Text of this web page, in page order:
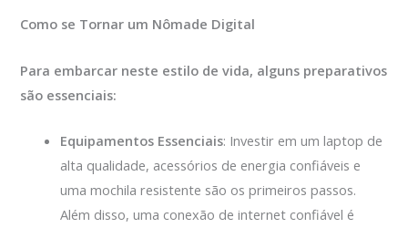
Como se Tornar um Nômade Digital
Para embarcar neste estilo de vida, alguns preparativos
são essenciais:
Equipamentos Essenciais: Investir em um laptop de
alta qualidade, acessórios de energia confiáveis e
uma mochila resistente são os primeiros passos.
Além disso, uma conexão de internet confiável é